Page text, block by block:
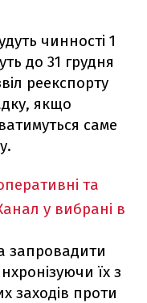
чинності 1
до 31 грудня
реекспорту
якщо
саме
та
у вибрані в
запровадити
їх з
заходів проти